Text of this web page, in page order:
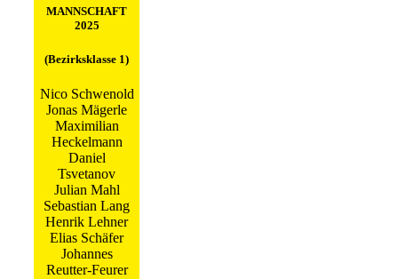
MANNSCHAFT
2025
(Bezirksklasse 1)
Nico Schwenold
Jonas Mägerle
Maximilian
Heckelmann
Daniel
Tsvetanov
Julian Mahl
Sebastian Lang
Henrik Lehner
Elias Schäfer
Johannes
Reutter-Feurer